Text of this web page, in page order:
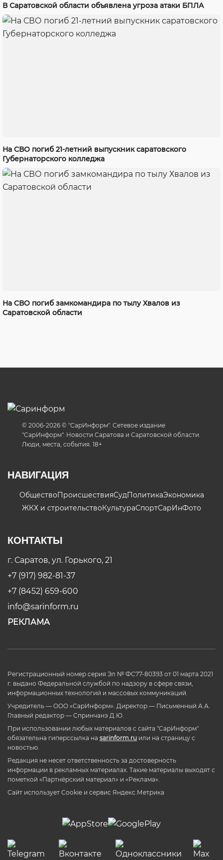
В Саратовской области объявлена угроза атаки БПЛА
На СВО погиб 21-летний выпускник саратовского
Губернаторского колледжа
На СВО погиб замкомандира по тылу Хвалов из
Саратовской области
© 2006-2026 © "СарИнформ". Сетевое издание
"СарИнформ". Новости Саратова и Саратовской области.
Люди, места, события. 18+
НАВИГАЦИЯ
ОбществоПроисшествияСудПолитикаЭкономика
ЖКХ и строительствоКультураСпортСарИнФото
КОНТАКТЫ
г. Саратов, ул. Горького, 21
+7 (917) 982-81-37
+7 (8452) 659-600
info@sarinform.ru
РЕКЛАМА
Регистрационный номер серия Эл № ФС77-80393 от 01 марта 2021
г. выдано Федеральной службой по надзору в сфере связи,
информационных технологий и массовых коммуникаций.
Учредитель — ООО «СарИнформ». Директор — Письменный А.А.
Главный редактор — Спринчанэ Д.Ю.
При использовании любых материалов с сайта "СарИнформ"
обязательна гиперссылка на sarinform.ru или на страницу с
новостью.
Редакция не несет ответственность за достоверность
информации в рекламных материалах. Такие материалы выходят с
пометкой «Партнёрский материал» и «Реклама».
Сайт использует Cookie и сервиc Яндекс.Метрика